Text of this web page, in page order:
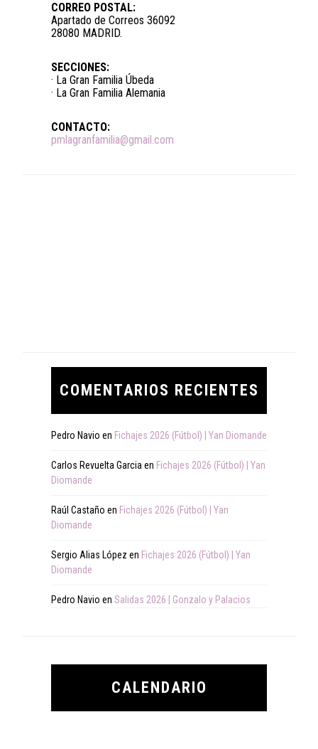
CORREO POSTAL:
Apartado de Correos 36092
28080 MADRID.
SECCIONES:
· La Gran Familia Úbeda
· La Gran Familia Alemania
CONTACTO:
pmlagranfamilia@gmail.com
COMENTARIOS RECIENTES
Pedro Navio en Fichajes 2026 (Fútbol) | Yan Diomande
Carlos Revuelta Garcia en Fichajes 2026 (Fútbol) | Yan
Diomande
Raúl Castaño en Fichajes 2026 (Fútbol) | Yan
Diomande
Sergio Alias López en Fichajes 2026 (Fútbol) | Yan
Diomande
Pedro Navio en Salidas 2026 | Gonzalo y Palacios
CALENDARIO